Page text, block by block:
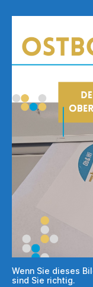
Wenn Sie dieses
sind Sie richtig.